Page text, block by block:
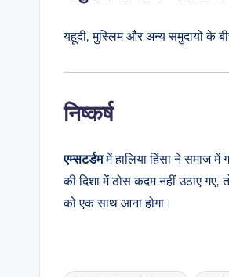
यहूदी, मुस्लिम और अन्य समुदायों के
निष्कर्ष
एम्सटर्डममें हालिया हिंसा ने समाज में
की दिशा में ठोस कदम नहीं उठाए
को एक साथ आना होगा।